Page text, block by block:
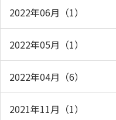
2022年06月（1）
2022年05月（1）
2022年04月（6）
2021年11月（1）